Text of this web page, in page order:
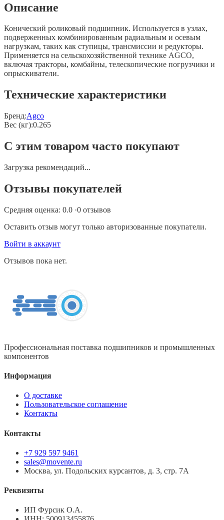
Описание
Конический роликовый подшипник. Используется в узлах,
подверженных комбинированным радиальным и осевым
нагрузкам, таких как ступицы, трансмиссии и редукторы.
Применяется на сельскохозяйственной технике AGCO,
включая тракторы, комбайны, телескопические погрузчики и
опрыскиватели.
Технические характеристики
Бренд:Agco
Вес (кг):0.265
С этим товаром часто покупают
Загрузка рекомендаций...
Отзывы покупателей
Средняя оценка: 0.0 ·0 отзывов
Оставить отзыв могут только авторизованные покупатели.
Войти в аккаунт
Отзывов пока нет.
Профессиональная поставка подшипников и промышленных
компонентов
Информация
О доставке
Пользовательское соглашение
Контакты
Контакты
+7 929 597 9461
sales@movente.ru
Москва, ул. Подольских курсантов, д. 3, стр. 7А
Реквизиты
ИП Фурсик О.А.